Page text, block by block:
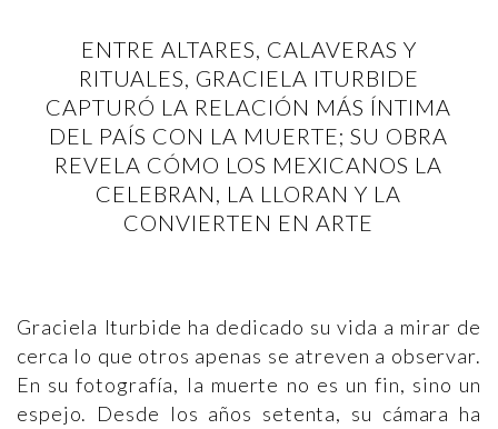
ENTRE ALTARES, CALAVERAS Y
RITUALES, GRACIELA ITURBIDE
CAPTURÓ LA RELACIÓN MÁS ÍNTIMA
DEL PAÍS CON LA MUERTE; SU OBRA
REVELA CÓMO LOS MEXICANOS LA
CELEBRAN, LA LLORAN Y LA
CONVIERTEN EN ARTE
Graciela Iturbide ha dedicado su vida a mirar de
cerca lo que otros apenas se atreven a observar.
En su fotografía, la muerte no es un fin, sino un
espejo. Desde los años setenta, su cámara ha